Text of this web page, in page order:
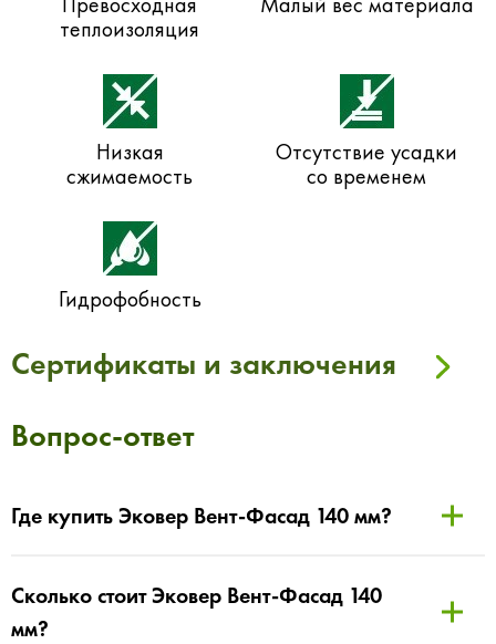
теплоизоляция
Низкая
сжимаемость
Отсутствие усадки
со временем
Гидрофобность
Сертификаты и заключения
Вопрос-ответ
Где купить Эковер Вент-Фасад 140 мм?
Сколько стоит Эковер Вент-Фасад 140
мм?